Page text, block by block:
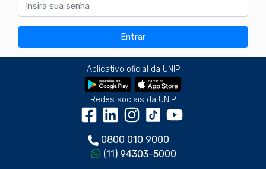
Aplicativo oficial da UNIP
Redes sociais da UNIP
0800 010 9000
(11) 94303-5000